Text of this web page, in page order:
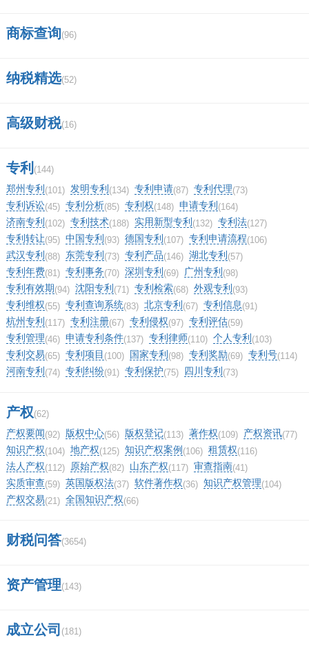
时，要秉持诚实守信的原则，确保数据的真实和
填写季报表申报表时，需要按照以下步骤进行：
别号、报表期间等。
2. 填写资产负债表：按照资产负债表的项目顺
序，逐项填写相应的数值，包括流动资产、非流
动资产、流动负债、非流动负债和所有者权益。
3. 填写利润表：按照利润表的项目顺序，逐项填
写相应的数值，包括营业收入、营业成本、税金
及附加、利润总额等。
序，逐项填写相应的数值，包括经营活动产生的
现金流量、投资活动产生的现金流量、筹资活动
产生的现金流量等。
5. 填写附注：根据需要，填写与财务报表相关的
附注信息，如会计政策、会计估计、重要会计处
0申报财务报表季度申报表根据单位实际账务报
商标查询(96)
纳税精选(52)
高级财税(16)
专利 (144)
郑州专利 (101) 发明专利 (134) 专利申请(87) 专利代理(73)
专利诉讼(45) 专利分析(85) 专利权(148) 申请专利 (164)
济南专利 (102) 专利技术(188) 实用新型专利 (132) 专利法(127)
专利转让(95) 中国专利 (93) 德国专利 (107) 专利申请流程(106)
武汉专利 (88) 东莞专利 (73) 专利产品(146) 湖北专利 (57)
专利年费(81) 专利事务(70) 深圳专利 (69) 广州专利 (98)
专利有效期(94) 沈阳专利 (71) 专利检索(68) 外观专利 (93)
专利维权(55) 专利查询系统(83) 北京专利 (67) 专利信息(91)
杭州专利 (117) 专利注册(67) 专利侵权(97) 专利评估(59)
专利管理(46) 申请专利条件(137) 专利律师(110) 个人专利 (103)
专利交易(65) 专利项目 (100) 国家专利 (98) 专利奖励(69) 专利号(114)
河南专利 (74) 专利纠纷(91) 专利保护(75) 四川专利 (73)
产权(62)
产权要闻(92) 版权中心(56) 版权登记(113) 著作权(109) 产权资讯(77)
知识产权(104) 地产权(125) 知识产权案例 (106) 租赁权(116)
法人产权(112) 原始产权(82) 山东产权(117) 审查指南(41)
实质审查(59) 英国版权法(37) 软件著作权(36) 知识产权管理(104)
产权交易(21) 全国知识产权(66)
财税问答(3654)
资产管理(143)
成立公司 (181)